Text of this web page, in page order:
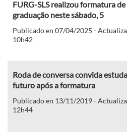
FURG-SLS realizou formatura
graduação neste sábado, 5
Publicado en 07/04/2025 -
10h42
Roda de conversa convida
futuro após a formatura
Publicado en 13/11/2019 -
12h44